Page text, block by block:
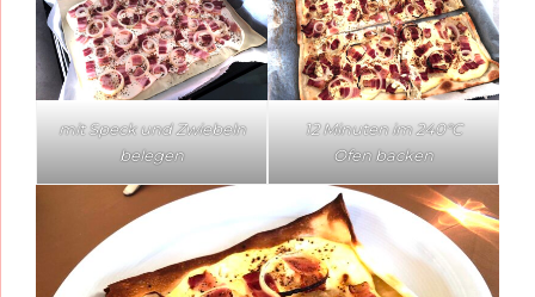
mit Speck und Zwiebeln
belegen
12 Minuten im 240°C
Ofen backen